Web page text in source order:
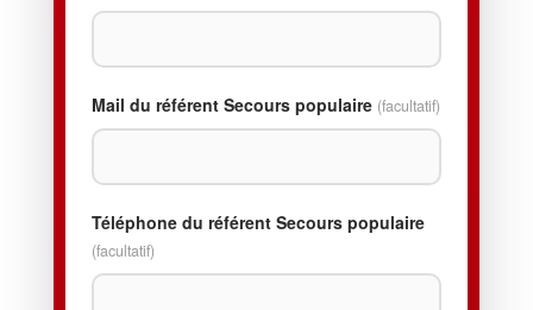
Mail du référent Secours populaire (facultatif)
Téléphone du référent Secours populaire
(facultatif)